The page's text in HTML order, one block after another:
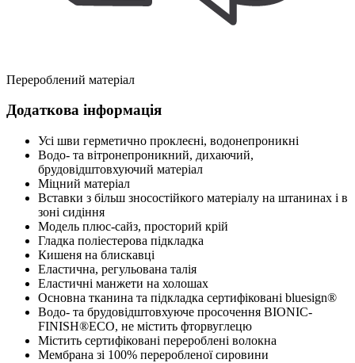
Перероблений матеріал
Додаткова інформація
Усі шви герметично проклеєні, водонепроникні
Водо- та вітронепроникний, дихаючий,
брудовідштовхуючий матеріал
Міцний матеріал
Вставки з більш зносостійкого матеріалу на штанинах і в
зоні сидіння
Модель плюс-сайз, просторий крій
Гладка поліестерова підкладка
Кишеня на блискавці
Еластична, регульована талія
Еластичні манжети на холошах
Основна тканина та підкладка сертифіковані bluesign®
Водо- та брудовідштовхуюче просочення BIONIC-
FINISH®ECO, не містить фторвуглецю
Містить сертифіковані перероблені волокна
Мембрана зі 100% переробленої сировини